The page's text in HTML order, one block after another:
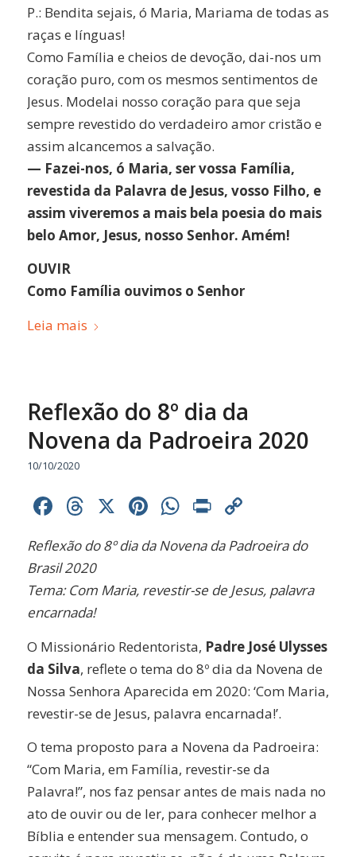
P.: Bendita sejais, ó Maria, Mariama de todas as
raças e línguas!
Como Família e cheios de devoção, dai-nos um
coração puro, com os mesmos sentimentos de
Jesus. Modelai nosso coração para que seja
sempre revestido do verdadeiro amor cristão e
assim alcancemos a salvação.
— Fazei-nos, ó Maria, ser vossa Família,
revestida da Palavra de Jesus, vosso Filho, e
assim viveremos a mais bela poesia do mais
belo Amor, Jesus, nosso Senhor. Amém!
OUVIR
Como Família ouvimos o Senhor
Leia mais
Reflexão do 8º dia da
Novena da Padroeira 2020
10/10/2020
Facebook
Threads
X Pinterest
WhatsApp
Print
Link
Reflexão do 8º dia da Novena da Padroeira do
Brasil 2020
Tema: Com Maria, revestir-se de Jesus, palavra
encarnada!
O Missionário Redentorista, Padre José Ulysses
da Silva, reflete o tema do 8º dia da Novena de
Nossa Senhora Aparecida em 2020: ‘Com Maria,
revestir-se de Jesus, palavra encarnada!’.
O tema proposto para a Novena da Padroeira:
“Com Maria, em Família, revestir-se da
Palavra!”, nos faz pensar antes de mais nada no
ato de ouvir ou de ler, para conhecer melhor a
Bíblia e entender sua mensagem. Contudo, o